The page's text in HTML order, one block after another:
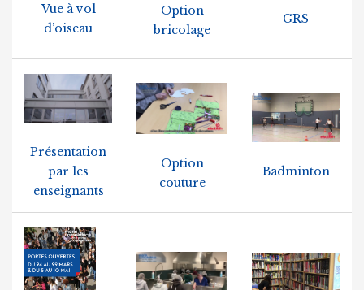
Vue à vol
d’oiseau
Option
bricolage
GRS
Présentation
par les
enseignants
Option
couture
Badminton